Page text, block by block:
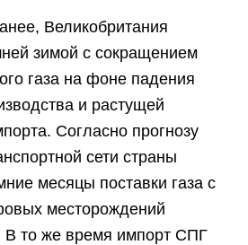
Великобритания
зимой с сокращением
газа на фоне падения
и растущей
Согласно прогнозу
сети страны
месяцы поставки газа с
месторождений
В то же время импорт СПГ